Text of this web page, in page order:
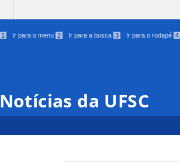
1 Ir para o menu 2 Ir para a busca 3 Ir para o rodapé 4
Notícias da UFSC